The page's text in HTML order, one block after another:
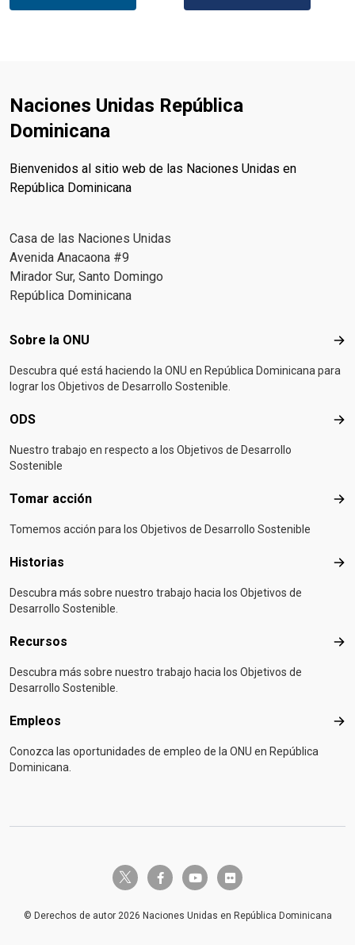
Naciones Unidas República
Dominicana
Bienvenidos al sitio web de las Naciones Unidas en
República Dominicana
Casa de las Naciones Unidas
Avenida Anacaona #9
Mirador Sur, Santo Domingo
República Dominicana
Footer menu
Sobre la ONU
Descubra qué está haciendo la ONU en República Dominicana para
lograr los Objetivos de Desarrollo Sostenible.
ODS
Nuestro trabajo en respecto a los Objetivos de Desarrollo
Sostenible
Tomar acción
Tomemos acción para los Objetivos de Desarrollo Sostenible
Historias
Descubra más sobre nuestro trabajo hacia los Objetivos de
Desarrollo Sostenible.
Recursos
Descubra más sobre nuestro trabajo hacia los Objetivos de
Desarrollo Sostenible.
Empleos
Conozca las oportunidades de empleo de la ONU en República
Dominicana.
twitter-x facebook-fyoutube flickr
© Derechos de autor 2026 Naciones Unidas en República Dominicana